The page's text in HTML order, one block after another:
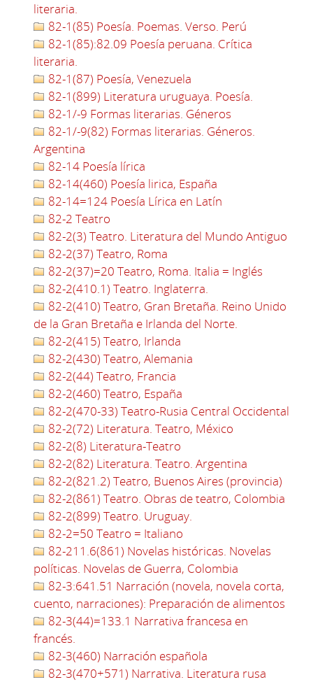
literaria.
82-1(85) Poesía. Poemas. Verso. Perú
82-1(85):82.09 Poesía peruana. Crítica
literaria.
82-1(87) Poesía, Venezuela
82-1(899) Literatura uruguaya. Poesía.
82-1/-9 Formas literarias. Géneros
82-1/-9(82) Formas literarias. Géneros.
Argentina
82-14 Poesía lírica
82-14(460) Poesía lirica, España
82-14=124 Poesía Lírica en Latín
82-2 Teatro
82-2(3) Teatro. Literatura del Mundo Antiguo
82-2(37) Teatro, Roma
82-2(37)=20 Teatro, Roma. Italia = Inglés
82-2(410.1) Teatro. Inglaterra.
82-2(410) Teatro, Gran Bretaña. Reino Unido
de la Gran Bretaña e Irlanda del Norte.
82-2(415) Teatro, Irlanda
82-2(430) Teatro, Alemania
82-2(44) Teatro, Francia
82-2(460) Teatro, España
82-2(470-33) Teatro-Rusia Central Occidental
82-2(72) Literatura. Teatro, México
82-2(8) Literatura-Teatro
82-2(82) Literatura. Teatro. Argentina
82-2(821.2) Teatro, Buenos Aires (provincia)
82-2(861) Teatro. Obras de teatro, Colombia
82-2(899) Teatro. Uruguay.
82-2=50 Teatro = Italiano
82-211.6(861) Novelas históricas. Novelas
políticas. Novelas de Guerra, Colombia
82-3:641.51 Narración (novela, novela corta,
cuento, narraciones): Preparación de alimentos
82-3(44)=133.1 Narrativa francesa en
francés.
82-3(460) Narración española
82-3(470+571) Narrativa. Literatura rusa